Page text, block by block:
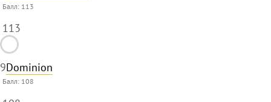
Балл: 113
113
9Dominion
Балл: 108